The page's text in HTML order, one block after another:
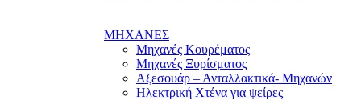
ΜΗΧΑΝΕΣ
Μηχανές Κουρέματος
Μηχανές Ξυρίσματος
Αξεσουάρ – Ανταλλακτικά- Μηχανών
Ηλεκτρική Χτένα για ψείρες